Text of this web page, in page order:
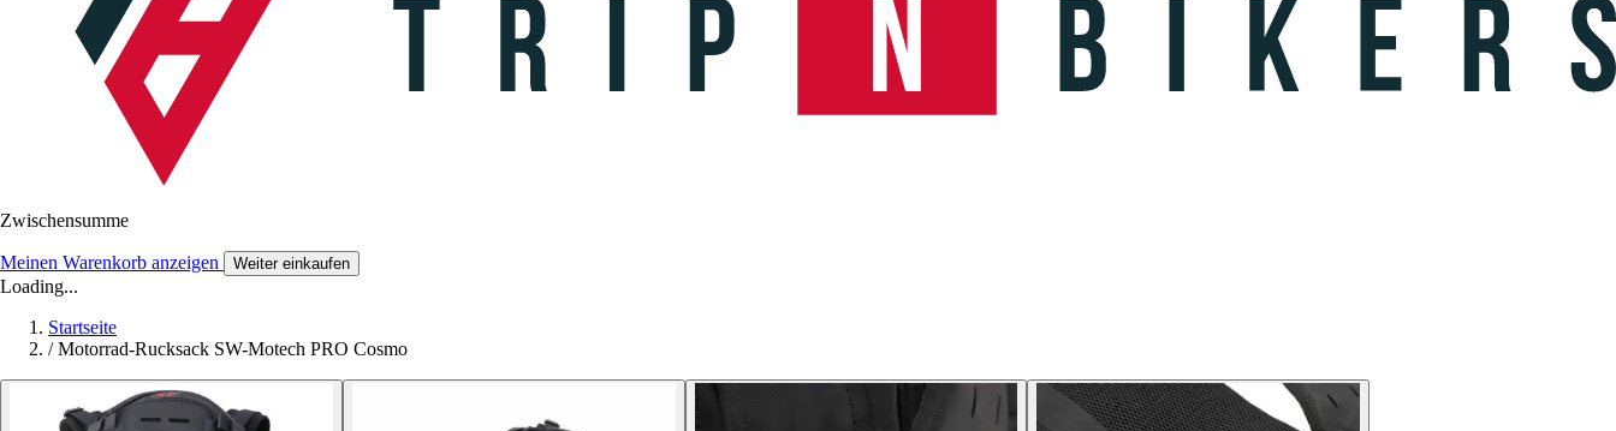
Zwischensumme
Meinen Warenkorb anzeigen Weiter einkaufen
Loading...
Startseite
/ Motorrad-Rucksack SW-Motech PRO Cosmo